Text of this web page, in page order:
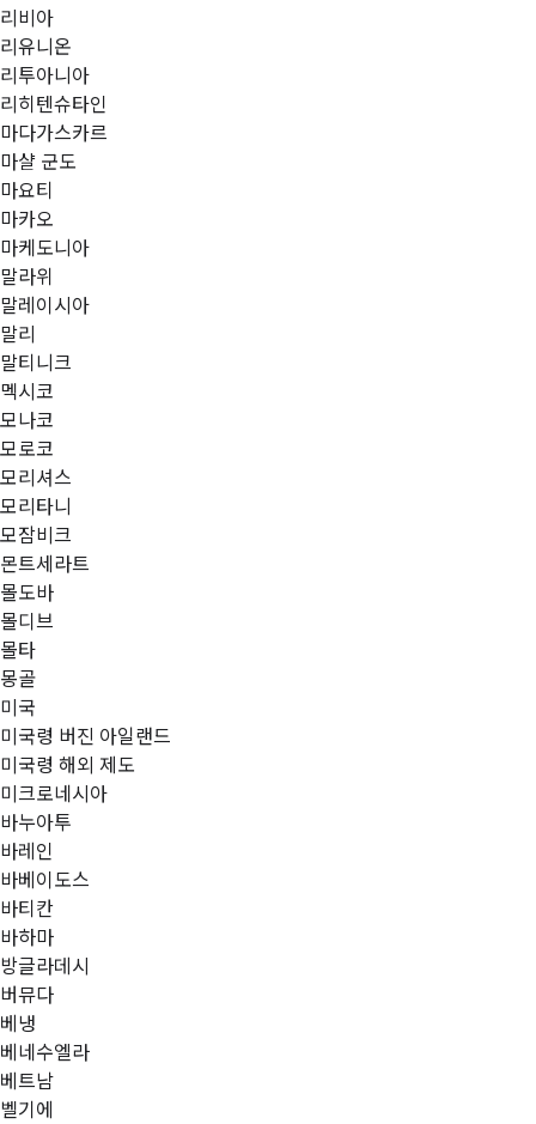
리비아
리유니온
리투아니아
리히텐슈타인
마다가스카르
마샬 군도
마요티
마카오
마케도니아
말라위
말레이시아
말리
말티니크
멕시코
모나코
모로코
모리셔스
모리타니
모잠비크
몬트세라트
몰도바
몰디브
몰타
몽골
미국
미국령 버진 아일랜드
미국령 해외 제도
미크로네시아
바누아투
바레인
바베이도스
바티칸
바하마
방글라데시
버뮤다
베냉
베네수엘라
베트남
벨기에